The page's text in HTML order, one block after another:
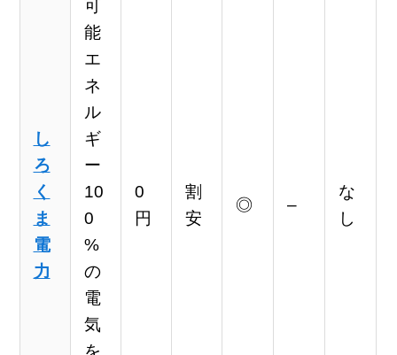
し
ろ
く
ま
電
力
可
能
エ
ネ
ル
ギ
ー
10
0
%
の
電
気
を
0
円
割
安
◎ –
な
し